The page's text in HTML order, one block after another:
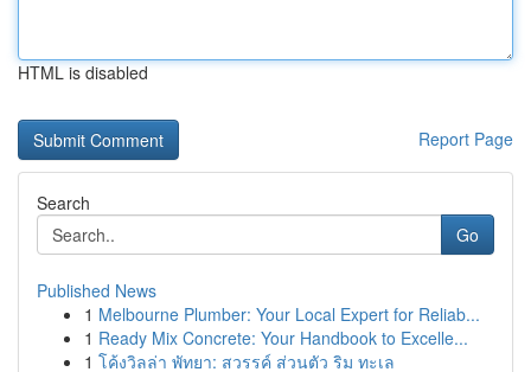
HTML is disabled
Report Page
Search
Go
Published News
1 Melbourne Plumber: Your Local Expert for Reliab...
1 Ready Mix Concrete: Your Handbook to Excelle...
1 โค้งวิลล่า พัทยา: สวรรค์ ส่วนตัว ริม ทะเล